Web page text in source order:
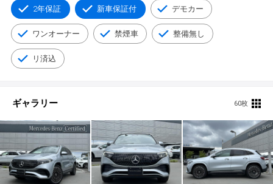
2年保証 新車保証付 デモカー
ワンオーナー 禁煙車 整備無し
リ済込
ギャラリー 60枚